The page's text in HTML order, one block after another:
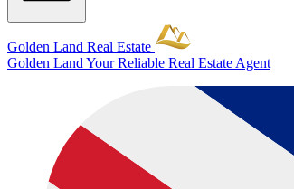
Golden Land Real Estate
Golden Land Your Reliable Real Estate Agent